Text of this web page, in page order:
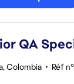
QA
Colombia • Réf